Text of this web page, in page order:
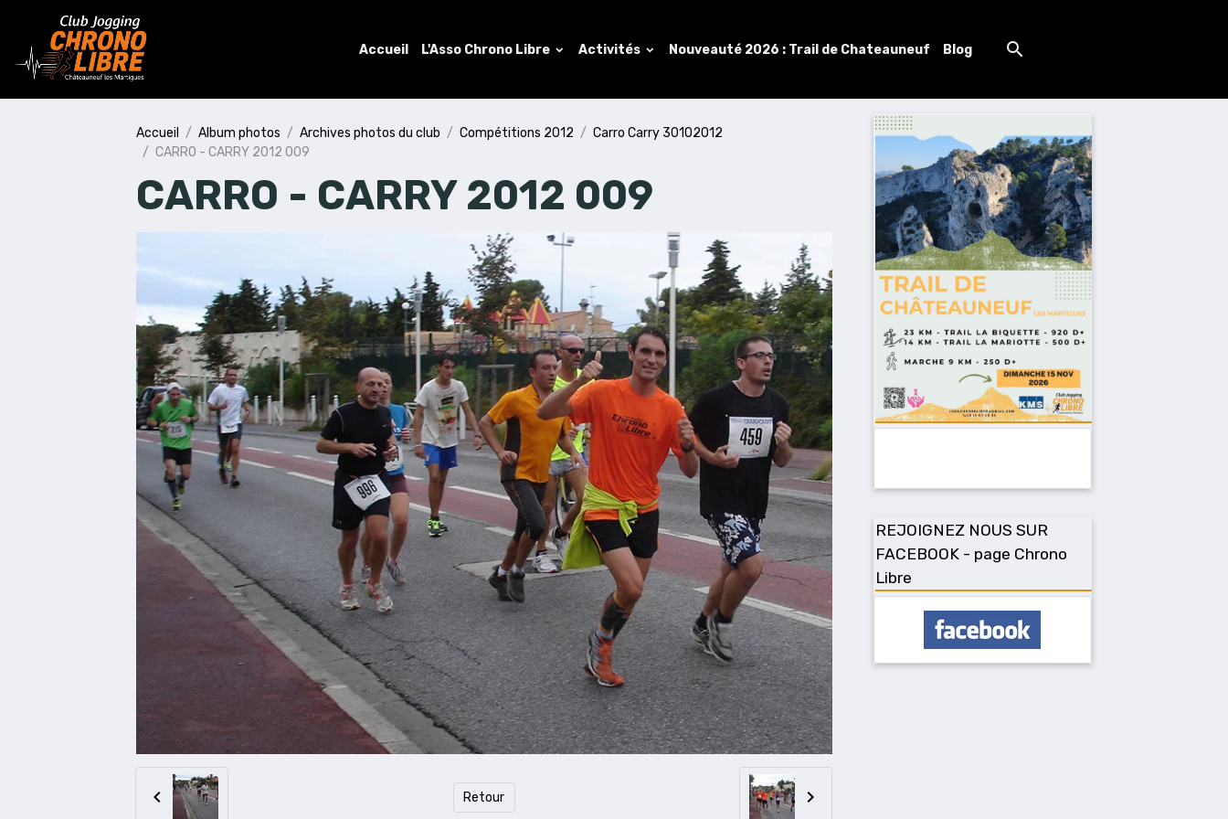
Accueil L'Asso Chrono Libre Activités Nouveauté 2026 : Trail de Chateauneuf Blog
Accueil Album photos Archives photos du club Compétitions 2012
Carro Carry 30102012
CARRO - CARRY 2012 009
CARRO - CARRY 2012 009
Retour
REJOIGNEZ NOUS SUR
FACEBOOK - page Chrono
Libre